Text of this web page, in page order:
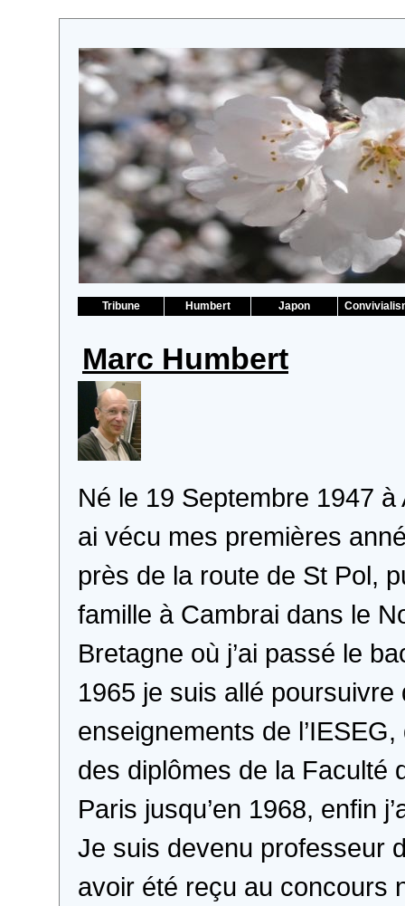
Tribune Humbert Japon
Marc Humbert
Né le 19 Septembre 1947
ai vécu mes premières
près de la route de St Pol,
famille à Cambrai dans le
Bretagne où j’ai passé le
1965 je suis allé poursuivre
enseignements de
des diplômes de la Faculté
Paris jusqu’en 1968, enfin
Je suis devenu professeur
avoir été reçu au concours